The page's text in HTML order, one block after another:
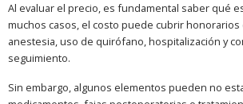
Al evaluar el precio, es fundamental saber qué
muchos casos, el costo puede cubrir honorarios
anestesia, uso de quirófano, hospitalización y
seguimiento.
Sin embargo, algunos elementos pueden no